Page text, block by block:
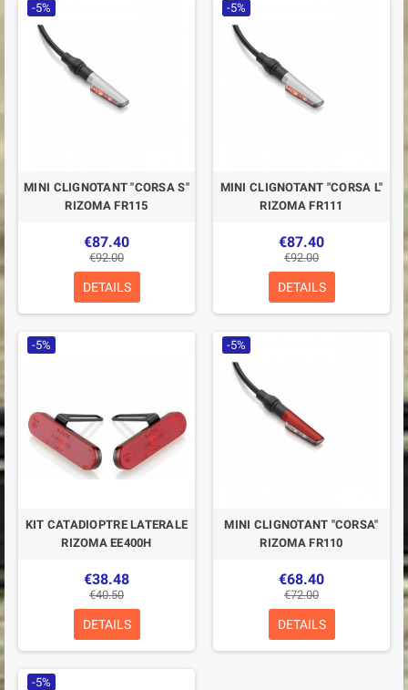
-5%
MINI CLIGNOTANT "CORSA S"
RIZOMA FR115
€87.40
€92.00
DETAILS
-5%
MINI CLIGNOTANT "CORSA L"
RIZOMA FR111
€87.40
€92.00
DETAILS
-5%
KIT CATADIOPTRE LATERALE
RIZOMA EE400H
€38.48
€40.50
DETAILS
-5%
MINI CLIGNOTANT "CORSA"
RIZOMA FR110
€68.40
€72.00
DETAILS
-5%